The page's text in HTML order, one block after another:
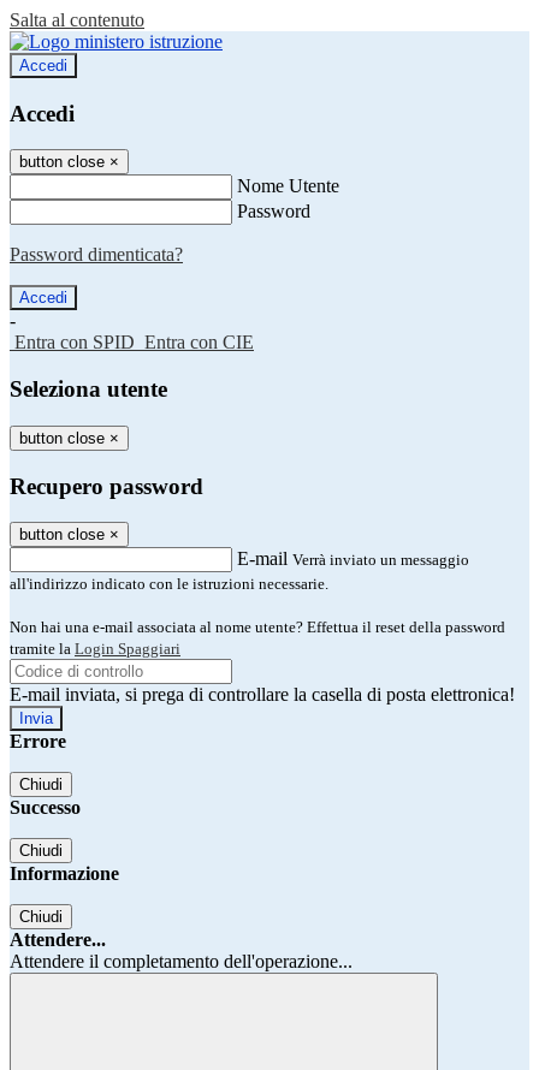
Salta al contenuto
Accedi
Accedi
button close ×
Nome Utente
Password
Password dimenticata?
-
Entra con SPID Entra con CIE
Seleziona utente
button close ×
Recupero password
button close ×
E-mail Verrà inviato un messaggio
all'indirizzo indicato con le istruzioni necessarie.
Non hai una e-mail associata al nome utente? Effettua il reset della password
tramite la Login Spaggiari
E-mail inviata, si prega di controllare la casella di posta elettronica!
Errore
Chiudi
Successo
Chiudi
Informazione
Chiudi
Attendere...
Attendere il completamento dell'operazione...